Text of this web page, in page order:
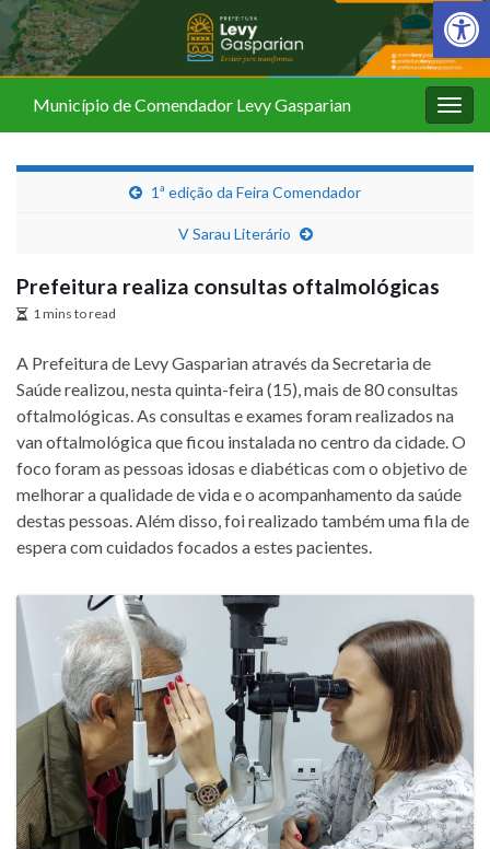
Barra de
Município de Comendador Levy Gasparian
1ª edição da Feira Comendador
V Sarau Literário
Prefeitura realiza consultas oftalmológicas
1 mins to read
A Prefeitura de Levy Gasparian através da Secretaria de
Saúde realizou, nesta quinta-feira (15), mais de 80 consultas
oftalmológicas. As consultas e exames foram realizados na
van oftalmológica que ficou instalada no centro da cidade. O
foco foram as pessoas idosas e diabéticas com o objetivo de
melhorar a qualidade de vida e o acompanhamento da saúde
destas pessoas. Além disso, foi realizado também uma fila de
espera com cuidados focados a estes pacientes.